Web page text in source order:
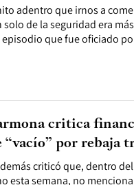
adentro que irnos a
de la seguridad era
que fue oficiado
criticó que, dentro
esta semana, no
critica
por rebaja